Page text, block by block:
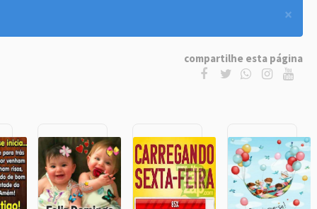
×
compartilhe esta página